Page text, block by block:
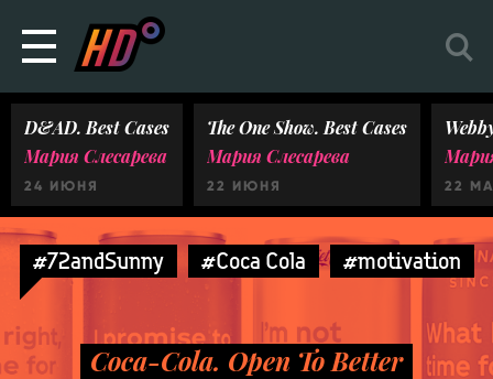
D&AD. Best Cases
Мария Слесарева
24 ИЮНЯ
The One Show. Best Cases
Мария Слесарева
22 ИЮНЯ 22
#72andSunny #Coca Cola #motivation
Coca-Cola. Open To Better